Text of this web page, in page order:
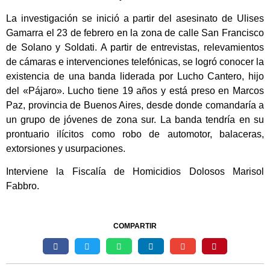
La investigación se inició a partir del asesinato de Ulises
Gamarra el 23 de febrero en la zona de calle San Francisco
de Solano y Soldati. A partir de entrevistas, relevamientos
de cámaras e intervenciones telefónicas, se logró conocer la
existencia de una banda liderada por Lucho Cantero, hijo
del «Pájaro». Lucho tiene 19 años y está preso en Marcos
Paz, provincia de Buenos Aires, desde donde comandaría a
un grupo de jóvenes de zona sur. La banda tendría en su
prontuario ilícitos como robo de automotor, balaceras,
extorsiones y usurpaciones.
Interviene la Fiscalía de Homicidios Dolosos Marisol
Fabbro.
COMPARTIR